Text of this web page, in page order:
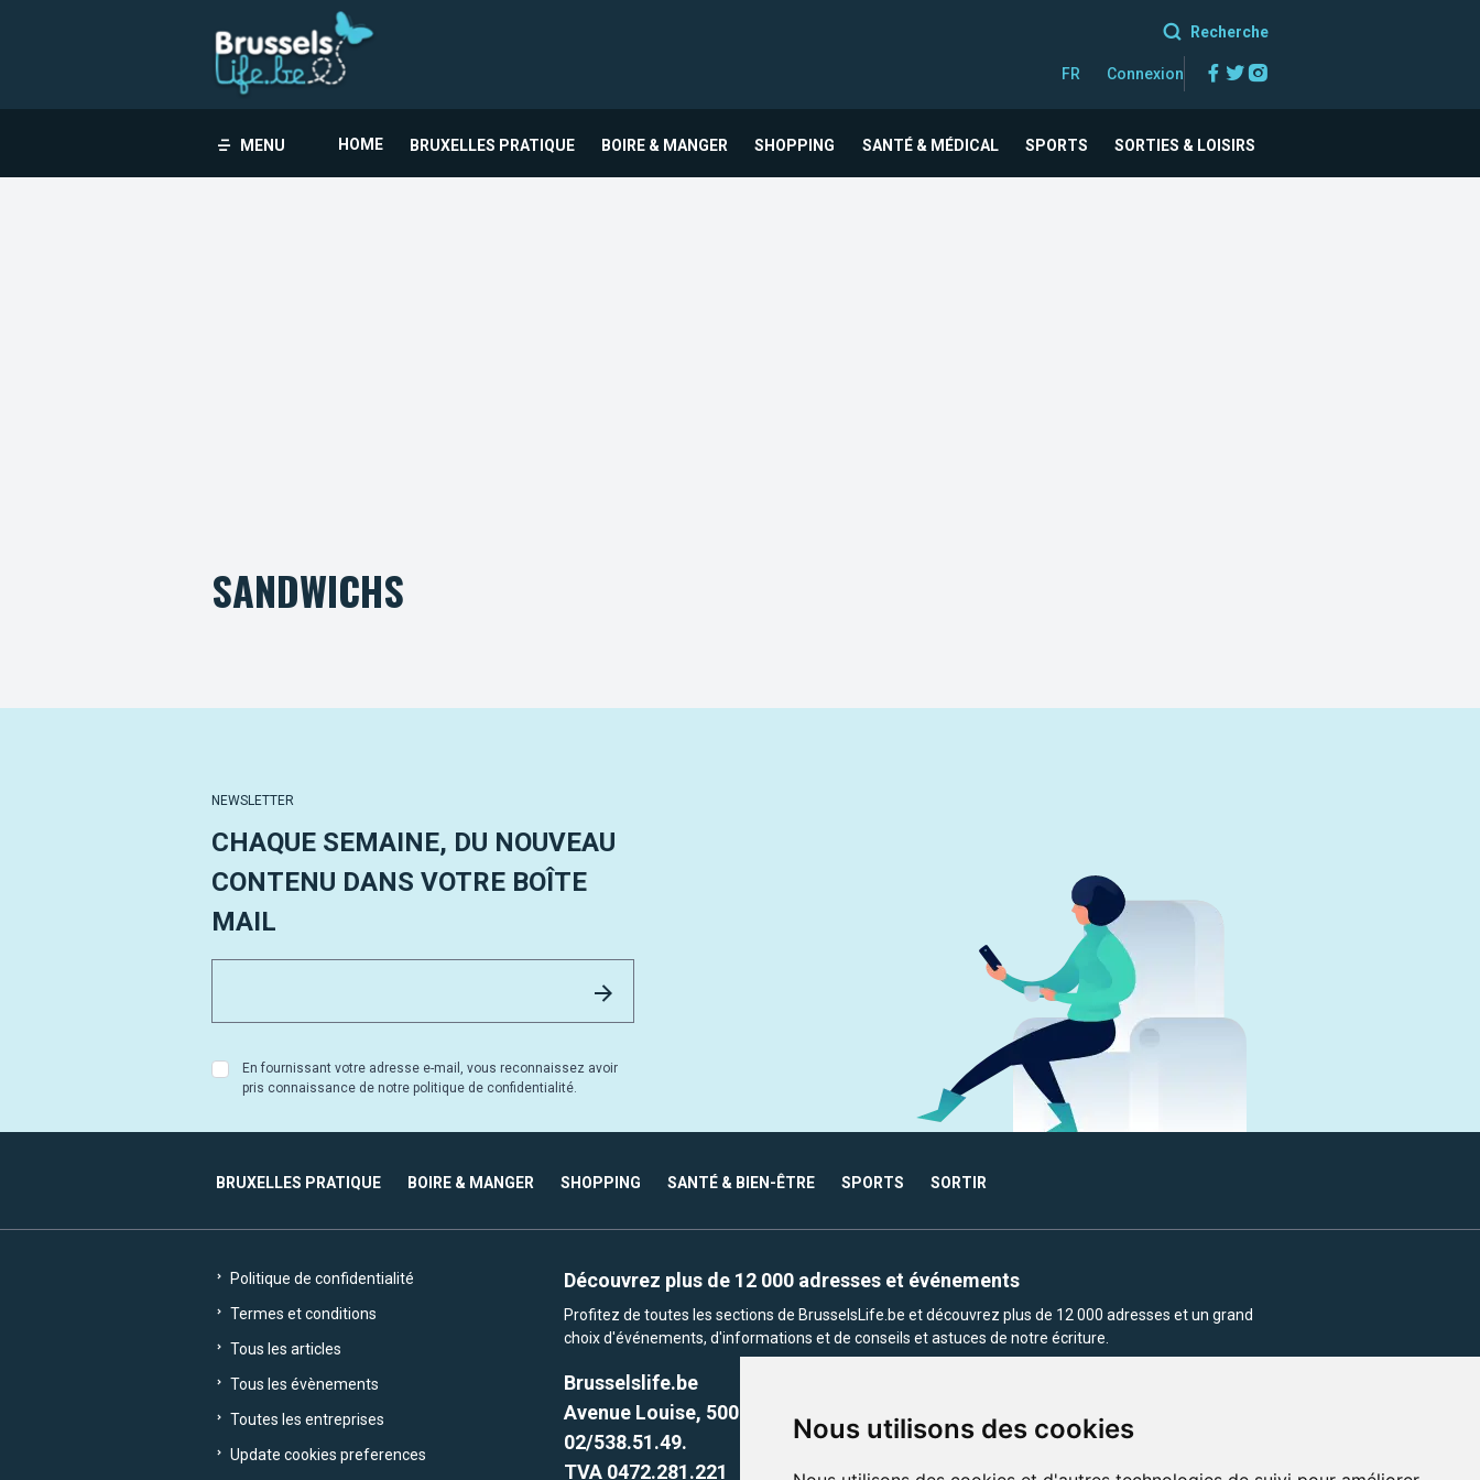
Nous utilisons des cookies
Recherche
FR Connexion Facebook
Twitter
MENU HOME BRUXELLES PRATIQUE BOIRE & MANGER SHOPPING SANTÉ & MÉDICAL SPORTS SORTIES & LOISIRS
SANDWICHS
NEWSLETTER
CHAQUE SEMAINE, DU NOUVEAU
CONTENU DANS VOTRE BOÎTE
MAIL
En fournissant votre adresse e-mail, vous reconnaissez avoir
pris connaissance de notre politique de confidentialité.
BRUXELLES PRATIQUE BOIRE & MANGER SHOPPING SANTÉ & BIEN-ÊTRE SPORTS SORTIR
Politique de confidentialité
Termes et conditions
Tous les articles
Tous les évènements
Toutes les entreprises
Update cookies preferences
Découvrez plus de 12 000 adresses et événements
Profitez de toutes les sections de BrusselsLife.be et découvrez plus de 12 000 adresses et un grand
choix d'événements, d'informations et de conseils et astuces de notre écriture.
Brusselslife.be
Avenue Louise, 500 -1050 Ixelles, Brussels,
02/538.51.49.
TVA 0472.281.221